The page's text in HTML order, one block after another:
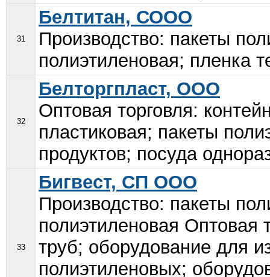
31
Белтитан, СООО
Производство: пакеты
полиэтиленовая; пленка
32
Белторгпласт, ООО
Оптовая торговля:
пластиковая; пакеты
продуктов; посуда
33
Бигвест, СП ООО
Производство: пакеты
полиэтиленовая Оптовая
труб; оборудование для
полиэтиленовых;